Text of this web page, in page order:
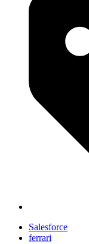
Salesforce
ferrari